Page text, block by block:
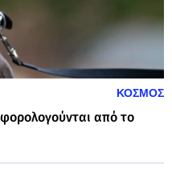
ΚΟΣΜΟΣ
από το